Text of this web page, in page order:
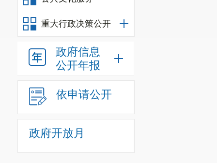
重大行政决策公开
政府信息
公开年报
依申请公开
政府开放月